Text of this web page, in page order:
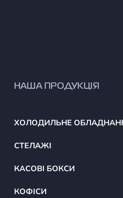
НАША ПРОДУКЦІЯ
ХОЛОДИЛЬНЕ
СТЕЛАЖІ
КАСОВІ БОКСИ
КОФІСИ